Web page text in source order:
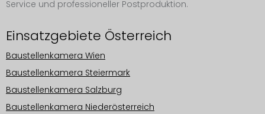
Service und professioneller Postproduktion.
Einsatzgebiete Österreich
Baustellenkamera Wien
Baustellenkamera Steiermark
Baustellenkamera Salzburg
Baustellenkamera Niederösterreich